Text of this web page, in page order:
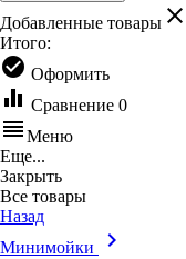
Добавленные товары clear
Итого:
check_circle Оформить
equalizer Сравнение 0
reorderМеню
Еще...
Закрыть
Все товары
Назад
Минимойки
keyboard_arrow_right